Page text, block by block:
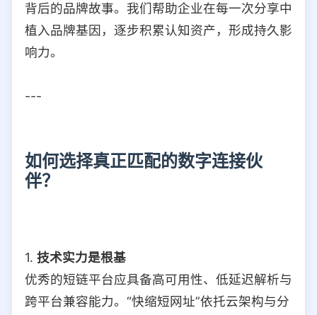
背后的品牌故事。我们帮助企业在每一次分享中
植入品牌基因，逐步积累认知资产，形成持久影
响力。
---
如何选择真正匹配的数字连接伙
伴？
1. 技术实力是根基
优秀的短链平台应具备高可用性、低延迟解析与
跨平台兼容能力。“快缩短网址”依托云架构与分